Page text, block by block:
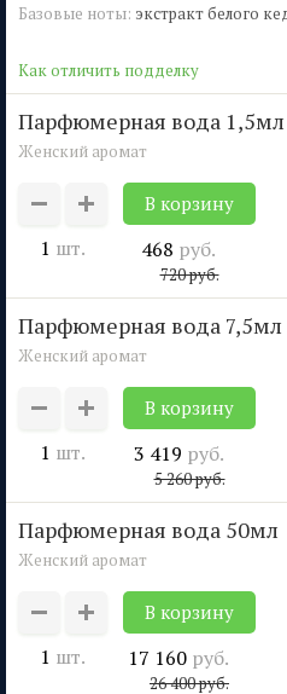
Как отличить подделку
Базовые ноты: экстракт белого
парфюмерная вода 1,5мл
Женский аромат
1 шт. 468 руб.
720руб.
парфюмерная вода 7,5мл
Женский аромат
1 шт. 3 419 руб.
5 260руб.
парфюмерная вода 50мл
Женский аромат
1 шт. 17 160 руб.
26 400руб.